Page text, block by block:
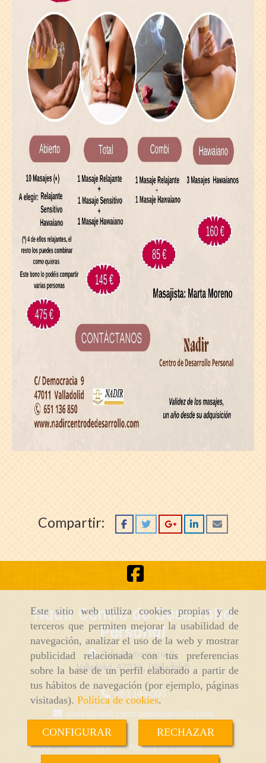
Este sitio web utiliza cookies propias y de
terceros que permiten mejorar la usabilidad de
navegación, analizar el uso de la web y mostrar
publicidad relacionada con tus preferencias
sobre la base de un perfil elaborado a partir de
tus hábitos de navegación (por ejemplo, páginas
visitadas). Política de cookies.
CONFIGURAR RECHAZAR
Compartir:
Nadir Centro de Desarrollo
Personal
Calle Democracia 9,
Valladolid,47011 (Valladolid)
983 144 000
nadir
nadircentrodedesarrollo.com
Inicio Aviso Legal Política de cookies